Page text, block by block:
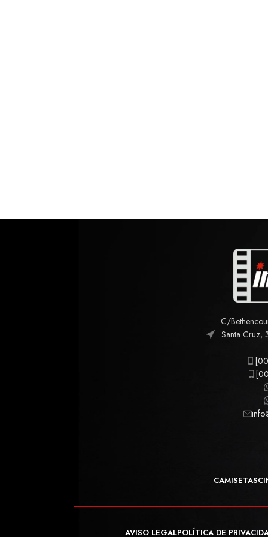
C/
Santa Cruz,
CAMISETAS
AVISO LEGALPOLÍTICA DE